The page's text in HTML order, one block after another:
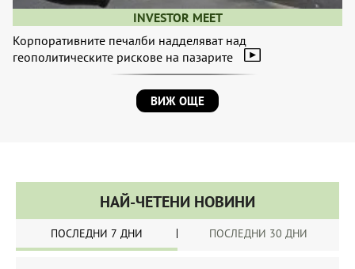
INVESTOR MEET
Корпоративните печалби надделяват над
геополитическите рискове на пазарите
ВИЖ ОЩЕ
НАЙ-ЧЕТЕНИ НОВИНИ
ПОСЛЕДНИ 7 ДНИ ПОСЛЕДНИ 30 ДНИ